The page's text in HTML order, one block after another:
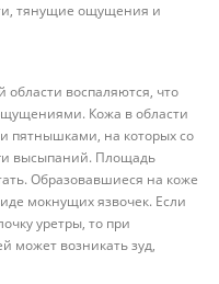
тянущие ощущения и
воспаляются, что
Кожа в области
пятнышками, на которых со
высыпаний. Площадь
Образовавшиеся на коже
мокнущих язвочек. Если
уретры, то при
может возникать зуд,